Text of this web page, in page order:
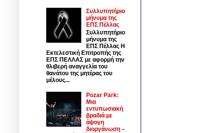
Συλλυπητήριο
μήνυμα της
ΕΠΣ Πέλλας
Συλλυπητήριο
μήνυμα της
ΕΠΣ Πέλλας Η
Εκτελεστική Επιτροπής της
ΕΠΣ ΠΕΛΛΑΣ με αφορμή την
θλιβερή αναγγελία του
θανάτου της μητέρας του
μέλους...
Pozar Park:
Μια
εντυπωσιακή
βραδιά με
άψογη
διοργάνωση –